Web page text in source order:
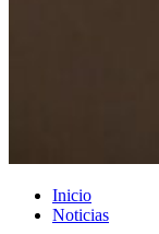
Inicio
Noticias